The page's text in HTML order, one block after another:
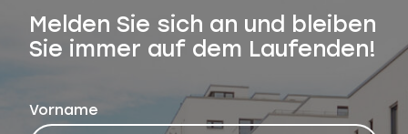
Melden Sie sich an und bleiben
Sie immer auf dem Laufenden!
Vorname